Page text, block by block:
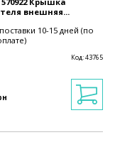
внешняя...
10-15 дней (по
Код:43765